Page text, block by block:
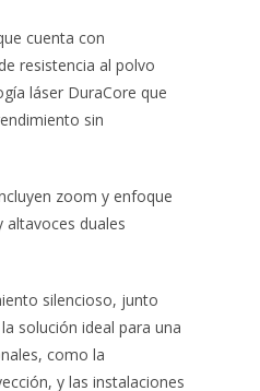
cuenta con
resistencia al polvo
láser DuraCore que
sin
zoom y enfoque
duales
silencioso, junto
solución ideal para una
como la
y las instalaciones